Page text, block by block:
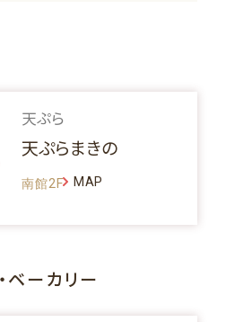
天ぷら
天ぷらまきの
南館2F MAP
ベーカリー